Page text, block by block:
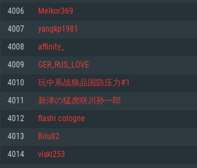
Mínimo
Sistema Operativo: Windows 10 (64 bit)
Processador: Dual-Core 2.2 GHz
Memória: 4GB
Placa Gráfica: Placa com DirectX 11: AMD
GTX 660. Resolução mínima suportada: 720p
Network: Internet de banda larga.
Disco: 23,1 GB
Mínimo
Sistema Operativo: Mac OS Big Sur 11.0 ou
Processador: Core i5 2.2GHz mínimo (Intel
Memória: 6 GB
Placa Gráfica: Intel Iris Pro 5200 (Mac),
Resolução mínima suportada: 720p com
Network: Internet de banda larga.
Disco: 21,5 GB
Mínimo
Sistema Operativo: Distribuições mais
Processador: Dual-Core 2.4 GHz
Memória: 4 GB
Placa Gráfica: NVIDIA 660 com os drivers mais
meses) / equivalentes AMD com os drivers
Vulkan (não mais de 6 meses); Resolução
Network: Internet de banda larga.
Disco: 21,5 GB
4006 Melkor369
4007 yangkp1981
4008 affinity_
4009 GER_RUS_LOVE
4010 玩中系战狼品国防压力#1
4011 新津の猛虎咲川孙一郎
4012 flashi cologne
4013 Bilu82
4014 viski253